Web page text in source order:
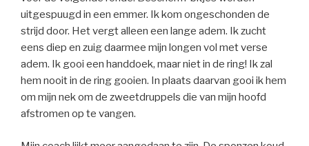
uitgespuugd in een emmer. Ik kom ongeschonden de
strijd door. Het vergt alleen een lange adem. Ik zucht
eens diep en zuig daarmee mijn longen vol met verse
adem. Ik gooi een handdoek, maar niet in de ring! Ik zal
hem nooit in de ring gooien. In plaats daarvan gooi ik hem
om mijn nek om de zweetdruppels die van mijn hoofd
afstromen op te vangen.